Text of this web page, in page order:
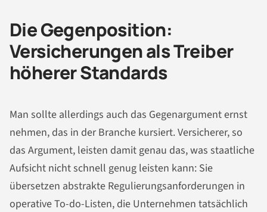
Die Gegenposition:
Versicherungen als Treiber
höherer Standards
Man sollte allerdings auch das Gegenargument ernst
nehmen, das in der Branche kursiert. Versicherer, so
das Argument, leisten damit genau das, was staatliche
Aufsicht nicht schnell genug leisten kann: Sie
übersetzen abstrakte Regulierungsanforderungen in
operative To-do-Listen, die Unternehmen tatsächlich